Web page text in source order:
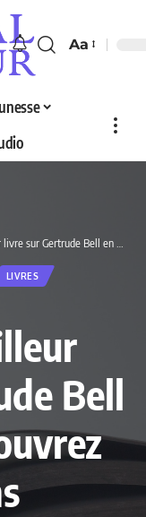
Aa
Bell en 2026 ? Découvrez nos 2 sélections
LIVRES
Bell